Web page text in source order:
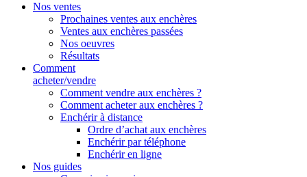
Nos ventes
Prochaines ventes aux enchères
Ventes aux enchères passées
Nos oeuvres
Résultats
Comment
acheter/vendre
Comment vendre aux enchères ?
Comment acheter aux enchères ?
Enchérir à distance
Ordre d’achat aux enchères
Enchérir par téléphone
Enchérir en ligne
Nos guides